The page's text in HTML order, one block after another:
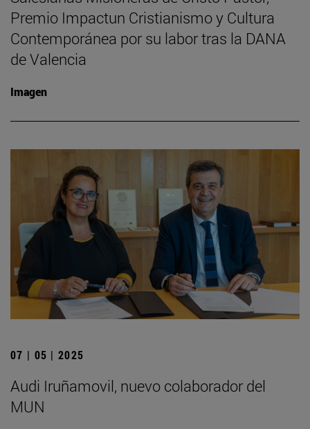
Premio Impactun Cristianismo y Cultura
Contemporánea por su labor tras la DANA
de Valencia
Imagen
07 | 05 | 2025
Audi Iruñamovil, nuevo colaborador del
MUN